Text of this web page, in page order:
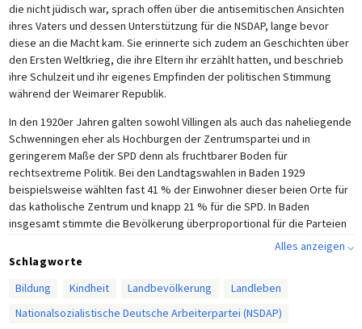
die nicht jüdisch war, sprach offen über die antisemitischen Ansichten
ihres Vaters und dessen Unterstützung für die NSDAP, lange bevor
diese an die Macht kam. Sie erinnerte sich zudem an Geschichten über
den Ersten Weltkrieg, die ihre Eltern ihr erzählt hatten, und beschrieb
ihre Schulzeit und ihr eigenes Empfinden der politischen Stimmung
während der Weimarer Republik.
In den 1920er Jahren galten sowohl Villingen als auch das naheliegende
Schwenningen eher als Hochburgen der Zentrumspartei und in
geringerem Maße der SPD denn als fruchtbarer Boden für
rechtsextreme Politik. Bei den Landtagswahlen in Baden 1929
beispielsweise wählten fast 41 % der Einwohner dieser beien Orte für
das katholische Zentrum und knapp 21 % für die SPD. In Baden
insgesamt stimmte die Bevölkerung überproportional für die Parteien
der Mitte und die Mitte-Links Parteien, und die „Weimarer Koalition”
behielt bis 1932 eine ununterbrochene Regierungsmehrheit im Landtag.
Vaters zeigen, rechtsextreme Organisationen in den 1920er Jahren in
Villingen präsent. Gruppen wie der Schlageter-Bund und der
Alles anzeigen ⌵
Schlagworte
Bildung
Kindheit Landbevölkerung
Landleben
Nationalsozialistische Deutsche Arbeiterpartei (NSDAP)